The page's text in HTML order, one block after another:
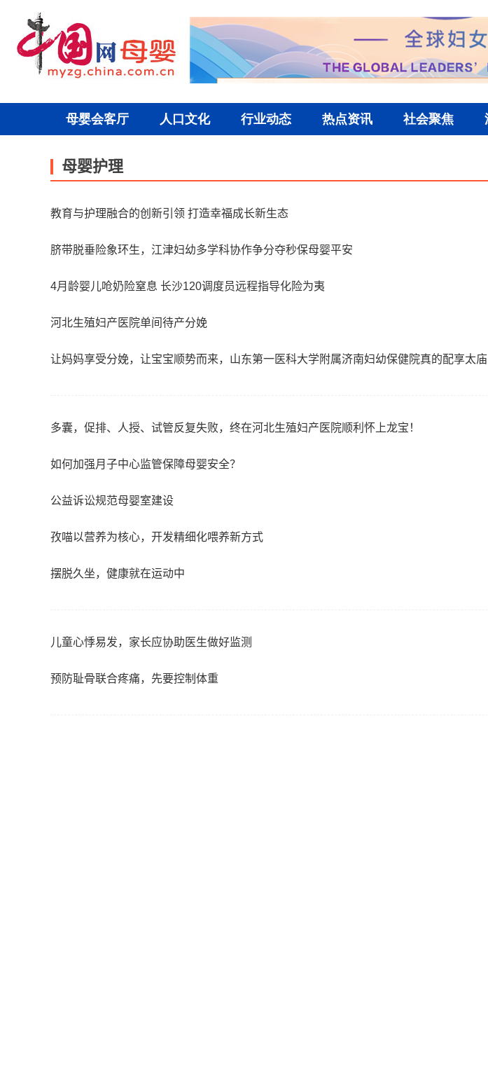
母婴护理
教育与护理融合的创新引领 打造幸福成长新生态
脐带脱垂险象环生，江津妇幼多学科协作争分夺秒保母婴平安
4月龄婴儿呛奶险窒息 长沙120调度员远程指导化险为夷
河北生殖妇产医院单间待产分娩
让妈妈享受分娩，让宝宝顺势而来，山东第一医科大学附属济南妇幼保健院真的配享太庙
多囊，促排、人授、试管反复失败，终在河北生殖妇产医院顺利怀上龙宝！
如何加强月子中心监管保障母婴安全？
公益诉讼规范母婴室建设
孜喵以营养为核心，开发精细化喂养新方式
摆脱久坐，健康就在运动中
儿童心悸易发，家长应协助医生做好监测
预防耻骨联合疼痛，先要控制体重